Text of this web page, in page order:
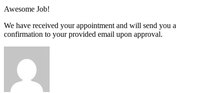
Awesome Job!
We have received your appointment and will send you a
confirmation to your provided email upon approval.